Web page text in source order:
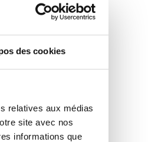
des cookies
relatives aux médias
site avec nos
informations que